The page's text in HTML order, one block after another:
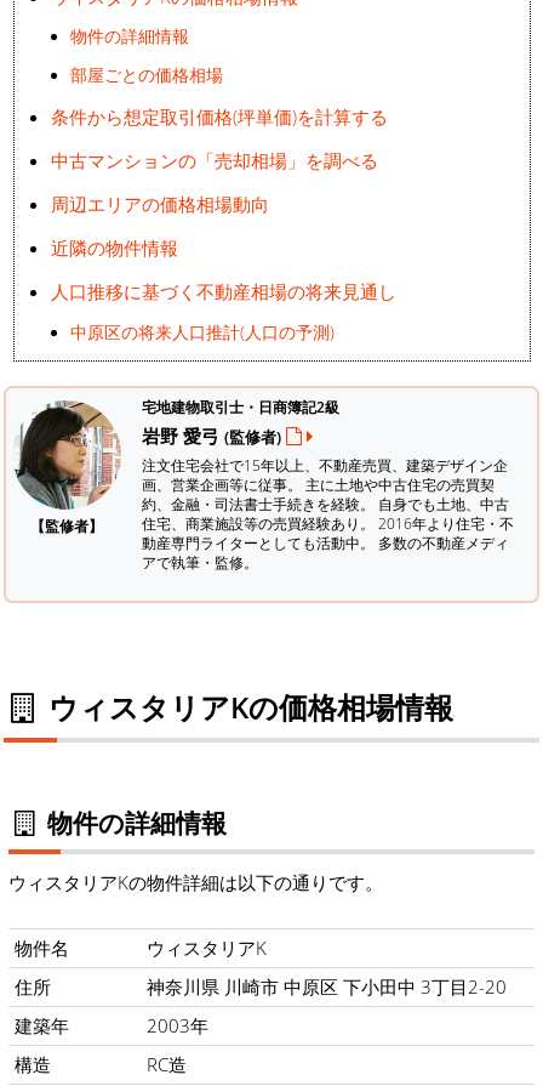
物件の詳細情報
部屋ごとの価格相場
条件から想定取引価格(坪単価)を計算する
中古マンションの「売却相場」を調べる
周辺エリアの価格相場動向
近隣の物件情報
人口推移に基づく不動産相場の将来見通し
中原区の将来人口推計(人口の予測)
【監修者】
宅地建物取引士・日商簿記2級
岩野 愛弓 (監修者)
注文住宅会社で15年以上、不動産売買、建築デザイン企
画、営業企画等に従事。 主に土地や中古住宅の売買契
約、金融・司法書士手続きを経験。 自身でも土地、中古
住宅、商業施設等の売買経験あり。 2016年より住宅・不
動産専門ライターとしても活動中。 多数の不動産メディ
アで執筆・監修。
ウィスタリアKの価格相場情報
物件の詳細情報
ウィスタリアKの物件詳細は以下の通りです。
物件名
ウィスタリアK
住所
神奈川県 川崎市 中原区 下小田中 3丁目2-20
建築年
2003年
構造
RC造